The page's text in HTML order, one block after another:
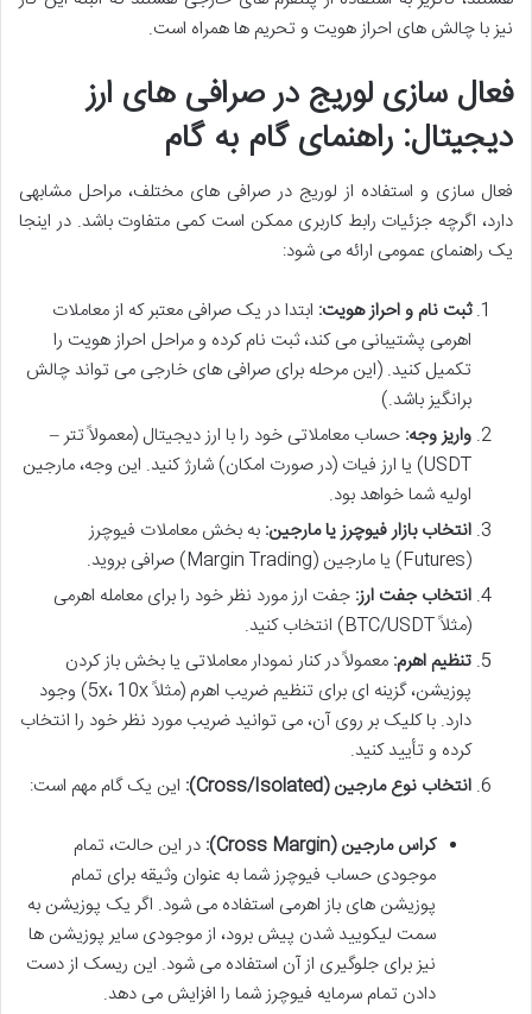
نیز با چالش های احراز هویت و تحریم ها همراه است.
فعال سازی لوریج در صرافی های ارز
دیجیتال: راهنمای گام به گام
فعال سازی و استفاده از لوریج در صرافی های مختلف، مراحل مشابهی
دارد، اگرچه جزئیات رابط کاربری ممکن است کمی متفاوت باشد. در اینجا
یک راهنمای عمومی ارائه می شود:
ثبت نام و احراز هویت: ابتدا در یک صرافی معتبر که از معاملات
اهرمی پشتیبانی می کند، ثبت نام کرده و مراحل احراز هویت را
تکمیل کنید. (این مرحله برای صرافی های خارجی می تواند چالش
برانگیز باشد.)
واریز وجه: حساب معاملاتی خود را با ارز دیجیتال (معمولاً تتر –
USDT) یا ارز فیات (در صورت امکان) شارژ کنید. این وجه، مارجین
اولیه شما خواهد بود.
انتخاب بازار فیوچرز یا مارجین: به بخش معاملات فیوچرز
(Futures) یا مارجین (Margin Trading) صرافی بروید.
انتخاب جفت ارز: جفت ارز مورد نظر خود را برای معامله اهرمی
(مثلاً BTC/USDT) انتخاب کنید.
تنظیم اهرم: معمولاً در کنار نمودار معاملاتی یا بخش باز کردن
پوزیشن، گزینه ای برای تنظیم ضریب اهرم (مثلاً 5x، 10x) وجود
دارد. با کلیک بر روی آن، می توانید ضریب مورد نظر خود را انتخاب
کرده و تأیید کنید.
انتخاب نوع مارجین (Cross/Isolated):
این یک گام مهم است:
کراس مارجین (Cross Margin):
در این حالت، تمام
موجودی حساب فیوچرز شما به عنوان وثیقه برای تمام
پوزیشن های باز اهرمی استفاده می شود. اگر یک پوزیشن به
سمت لیکویید شدن پیش برود، از موجودی سایر پوزیشن ها
نیز برای جلوگیری از آن استفاده می شود. این ریسک از دست
دادن تمام سرمایه فیوچرز شما را افزایش می دهد.